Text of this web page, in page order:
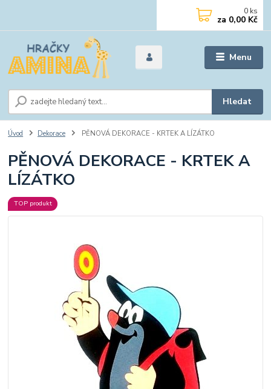
Menu
Hledat
0 ks
za 0,00 Kč
Úvod Dekorace PĚNOVÁ DEKORACE - KRTEK A LÍZÁTKO
PĚNOVÁ DEKORACE - KRTEK A
LÍZÁTKO
TOP produkt